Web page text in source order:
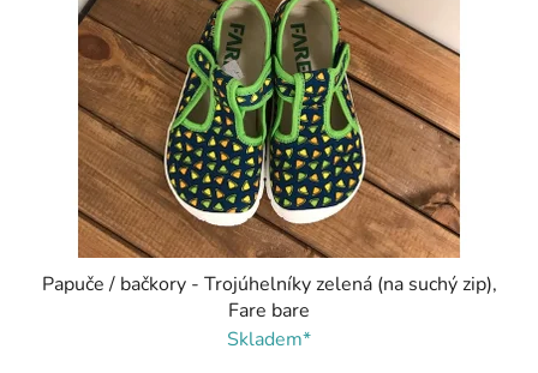
Papuče / bačkory - Trojúhelníky zelená (na suchý zip),
Fare bare
Skladem*